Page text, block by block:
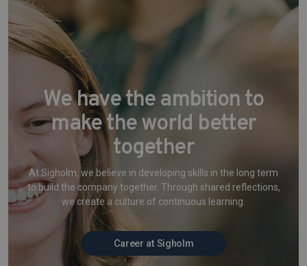
We have the ambition to
make the world better
together
At Sigholm, we believe in developing skills in the long term
to build the company together. Through shared reflections,
we create a culture of continuous learning.
Career at Sigholm